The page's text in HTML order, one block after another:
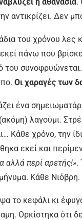
αντικρίζει. Δεν
του χρόνου λες
πάνω που
Οι χαραγές των
ένα
λαγούμι.
Κάθε χρόνο, την
εκεί και
αλλά περί αρετής!».
Κάθε
το κεφάλι κι
Ορκίστηκα ότι